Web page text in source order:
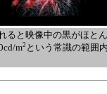
ると映像中の黒がほと
m2 という常識の範囲